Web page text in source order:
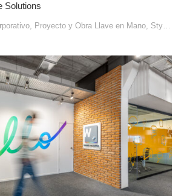
Solutions
, Proyecto y Obra Llave en Mano, Styling